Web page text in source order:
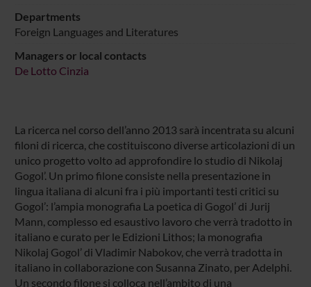
Departments
Foreign Languages and Literatures
Managers or local contacts
De Lotto Cinzia
La ricerca nel corso dell’anno 2013 sarà incentrata su alcuni
filoni di ricerca, che costituiscono diverse articolazioni di un
unico progetto volto ad approfondire lo studio di Nikolaj
Gogol’. Un primo filone consiste nella presentazione in
lingua italiana di alcuni fra i più importanti testi critici su
Gogol’: l’ampia monografia La poetica di Gogol’ di Jurij
Mann, complesso ed esaustivo lavoro che verrà tradotto in
italiano e curato per le Edizioni Lithos; la monografia
Nikolaj Gogol’ di Vladimir Nabokov, che verrà tradotta in
italiano in collaborazione con Susanna Zinato, per Adelphi.
Un secondo filone si colloca nell’ambito di una